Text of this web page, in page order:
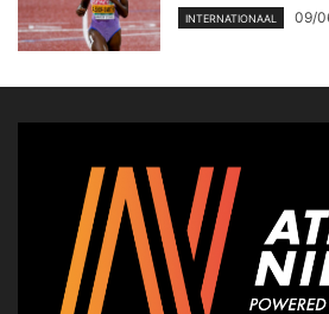
INTERNATIONAAL 09/